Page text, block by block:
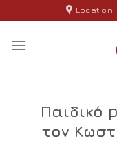
content
Location
Παιδικό
τον